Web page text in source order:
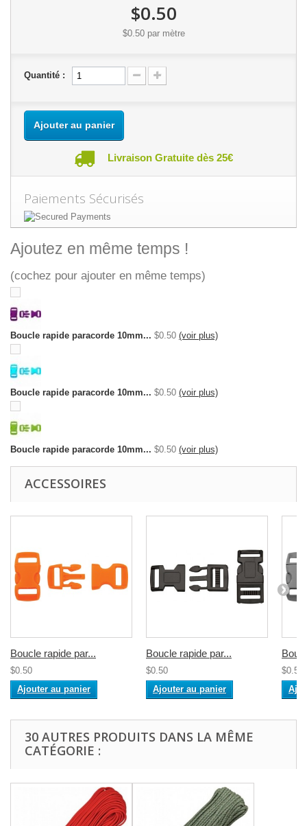
$0.50
$0.50par mètre
Quantité :
Ajouter au panier
Livraison Gratuite dès 25€
Paiements Sécurisés
Ajoutez en même temps !
(cochez pour ajouter en même temps)
Boucle rapide paracorde 10mm... $0.50 (voir plus)
Boucle rapide paracorde 10mm... $0.50 (voir plus)
Boucle rapide paracorde 10mm... $0.50 (voir plus)
ACCESSOIRES
Boucle rapide par...
$0.50
Ajouter au panier
Boucle rapide par...
$0.50
Ajouter au panier
$0.50
30 AUTRES PRODUITS DANS LA MÊME
CATÉGORIE :